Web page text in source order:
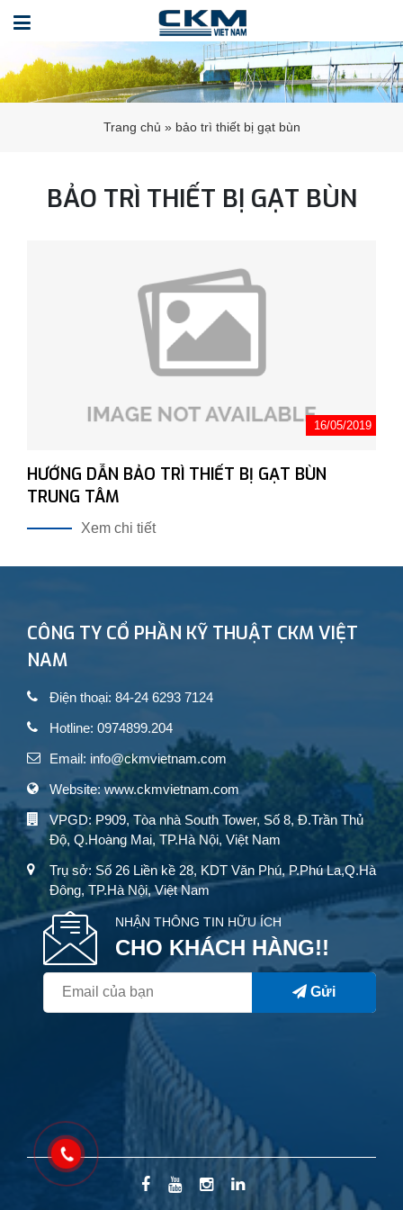
Trang chủ » bảo trì thiết bị gạt bùn
BẢO TRÌ THIẾT BỊ GẠT BÙN
16/05/2019
HƯỚNG DẪN BẢO TRÌ THIẾT BỊ GẠT BÙN
TRUNG TÂM
Xem chi tiết
CÔNG TY CỔ PHẦN KỸ THUẬT CKM VIỆT
NAM
Điện thoại: 84-24 6293 7124
Hotline: 0974899.204
Email: info@ckmvietnam.com
Website: www.ckmvietnam.com
VPGD: P909, Tòa nhà South Tower, Số 8, Đ.Trần Thủ
Độ, Q.Hoàng Mai, TP.Hà Nội, Việt Nam
Trụ sở: Số 26 Liền kề 28, KDT Văn Phú, P.Phú La,Q.Hà
Đông, TP.Hà Nội, Việt Nam
NHẬN THÔNG TIN HỮU ÍCH
CHO KHÁCH HÀNG!!
Gửi